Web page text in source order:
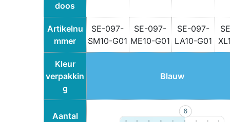
doos
Artikelnu
mmer
SE-097-
SM10-G01
SE-097-
ME10-G01
SE-097-
LA10-G01
Kleur
verpakkin
g
Blauw
Aantal